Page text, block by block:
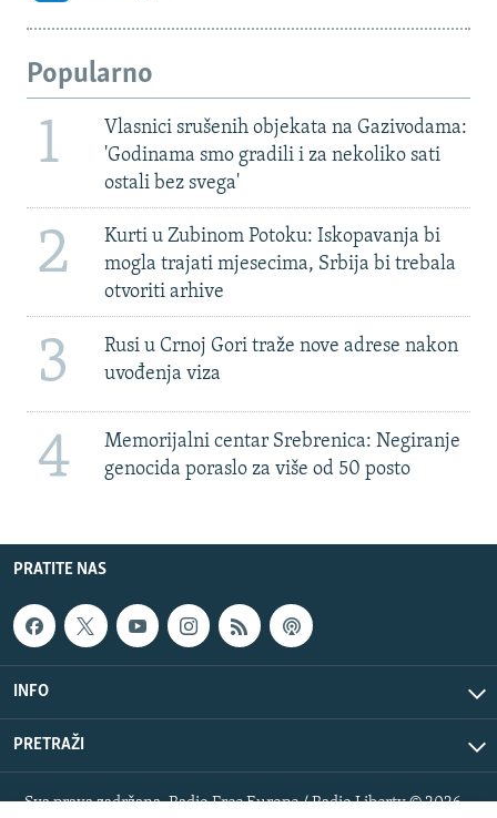
Popularno
1
Vlasnici srušenih objekata na Gazivodama:
'Godinama smo gradili i za nekoliko sati
ostali bez svega'
2
Kurti u Zubinom Potoku: Iskopavanja bi
mogla trajati mjesecima, Srbija bi trebala
otvoriti arhive
3
Rusi u Crnoj Gori traže nove adrese nakon
uvođenja viza
4
Memorijalni centar Srebrenica: Negiranje
genocida poraslo za više od 50 posto
PRATITE NAS
INFO
PRETRAŽI
Sva prava zadržana. Radio Free Europe / Radio Liberty © 2026